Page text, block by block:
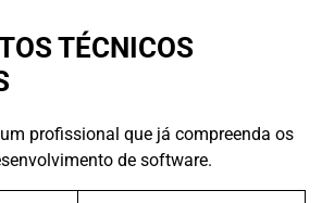
TÉCNICOS
profissional que já compreenda os
de software.